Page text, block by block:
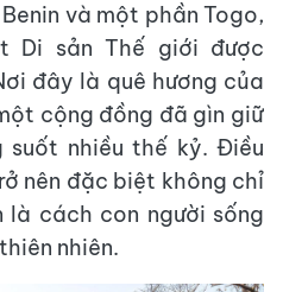
và một phần Togo,
Di sản Thế giới được
đây là quê hương của
cộng đồng đã gìn giữ
suốt nhiều thế kỷ. Điều
nên đặc biệt không chỉ
là cách con người sống
nhiên.